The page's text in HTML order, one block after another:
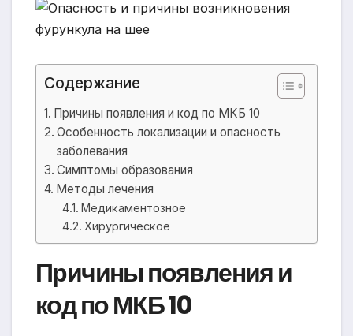
Содержание
Причины появления и код по МКБ 10
Особенность локализации и опасность
заболевания
Симптомы образования
Методы лечения
Медикаментозное
Хирургическое
Причины появления и
код по МКБ 10